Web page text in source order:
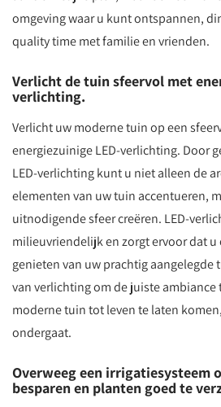
omgeving waar u kunt ontspannen,
quality time met familie en vrienden.
Verlicht de tuin sfeervol met
verlichting.
Verlicht uw moderne tuin op een
energiezuinige LED-verlichting. Door
LED-verlichting kunt u niet alleen de
elementen van uw tuin accentueren,
uitnodigende sfeer creëren. LED-
milieuvriendelijk en zorgt ervoor dat u
genieten van uw prachtig aangelegde
van verlichting om de juiste ambiance
moderne tuin tot leven te laten
ondergaat.
Overweeg een irrigatiesysteem
besparen en planten goed te